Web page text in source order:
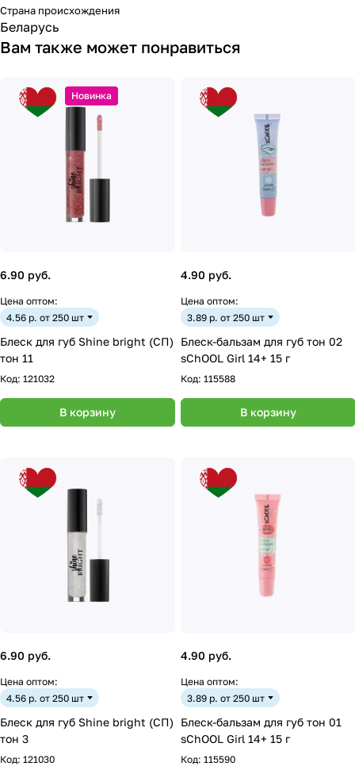
Страна происхождения
Беларусь
Вам также может понравиться
Новинка
6.90 руб.
Цена оптом:
4.56 р. от 250 шт
Блеск для губ Shine bright (СП)
тон 11
Код: 121032
В корзину
4.90 руб.
Цена оптом:
3.89 р. от 250 шт
Блеск-бальзам для губ тон 02
sChOOL Girl 14+ 15 г
Код: 115588
В корзину
6.90 руб.
Цена оптом:
4.56 р. от 250 шт
Блеск для губ Shine bright (СП)
тон 3
Код: 121030
4.90 руб.
Цена оптом:
3.89 р. от 250 шт
Блеск-бальзам для губ тон 01
sChOOL Girl 14+ 15 г
Код: 115590